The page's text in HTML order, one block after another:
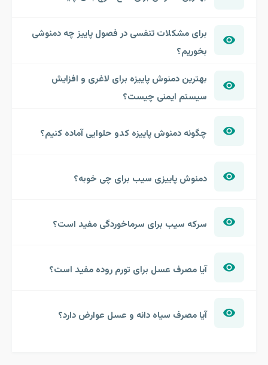
برای مشکلات تنفسی در فصول پاییز چه دمنوشی
بخوریم؟
بهترین دمنوش پاییزه برای لاغری و افزایش
سیستم ایمنی چیست؟
چگونه دمنوش پاییزه کدو حلوایی آماده کنیم؟
دمنوش پاییزی سیب برای چی خوبه؟
سرکه سیب برای سرماخوردگی مفید است؟
آیا مصرف عسل برای تورم روده مفید است؟
آیا مصرف سیاه دانه و عسل عوارض دارد؟